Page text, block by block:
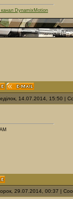
DynamixMotion
14.07.2014, 15:50 |
29.07.2014, 00:37 |